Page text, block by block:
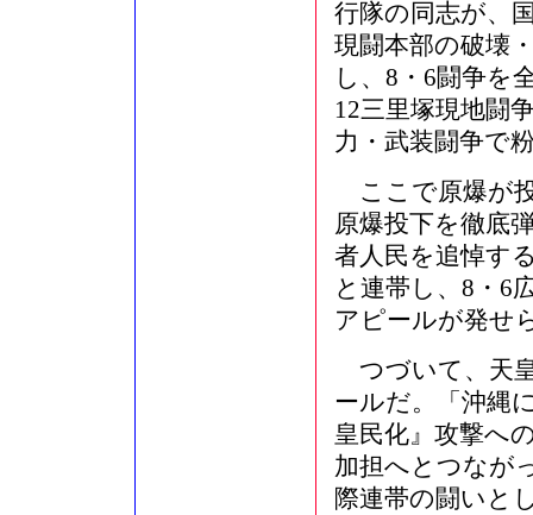
行隊の同志が、
現闘本部の破壊
し、8・6闘争を
12三里塚現地闘
力・武装闘争で
ここで原爆が
原爆投下を徹底
者人民を追悼す
と連帯し、8・6
アピールが発せ
つづいて、天
ールだ。「沖縄
皇民化』攻撃へ
加担へとつなが
際連帯の闘いと